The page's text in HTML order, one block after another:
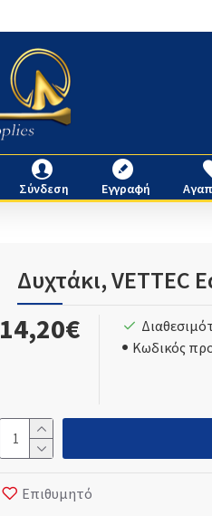
Σύνδεση Εγγραφή
Δυχτάκι, VETTEC
14,20€
Κωδικός
Επιθυμητό